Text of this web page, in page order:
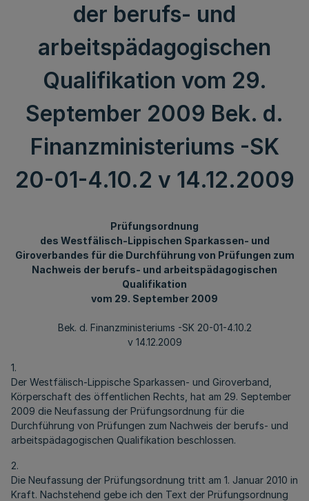
der berufs- und
arbeitspädagogischen
Qualifikation vom 29.
September 2009 Bek. d.
Finanzministeriums -SK
20-01-4.10.2 v 14.12.2009
Prüfungsordnung
des Westfälisch-Lippischen Sparkassen- und
Giroverbandes für die Durchführung von Prüfungen zum
Nachweis der berufs- und arbeitspädagogischen
Qualifikation
vom 29. September 2009
Bek. d. Finanzministeriums -SK 20-01-4.10.2
v 14.12.2009
1.
Der Westfälisch-Lippische Sparkassen- und Giroverband,
Körperschaft des öffentlichen Rechts, hat am 29. September
2009 die Neufassung der Prüfungsordnung für die
Durchführung von Prüfungen zum Nachweis der berufs- und
arbeitspädagogischen Qualifikation beschlossen.
2.
Die Neufassung der Prüfungsordnung tritt am 1. Januar 2010 in
Kraft. Nachstehend gebe ich den Text der Prüfungsordnung